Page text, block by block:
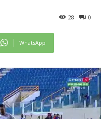
0
28
WhatsApp